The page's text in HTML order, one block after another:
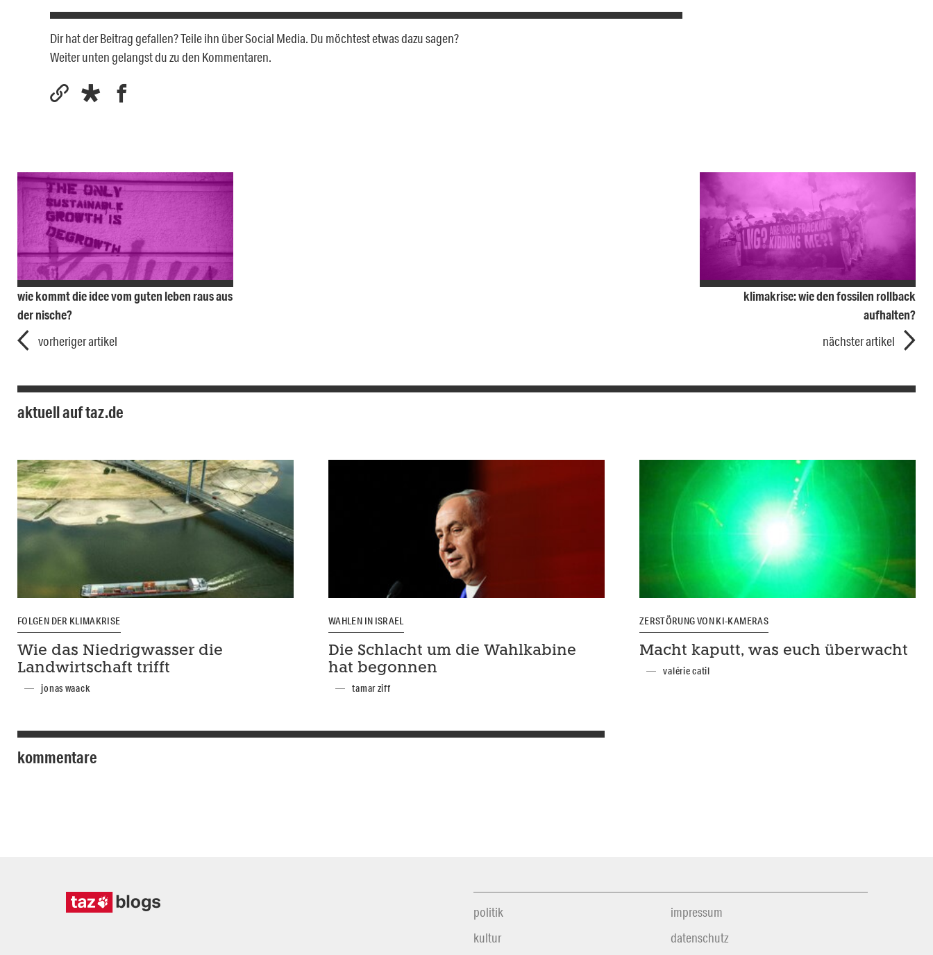
Dir hat der Beitrag gefallen? Teile ihn über Social Media. Du möchtest etwas dazu sagen?
Weiter unten gelangst du zu den Kommentaren.
wie kommt die idee vom guten leben raus aus
der nische?
vorheriger artikel
klimakrise: wie den fossilen rollback
aufhalten?
nächster artikel
aktuell auf taz.de
FOLGEN DER KLIMAKRISE
Wie das Niedrigwasser die
Landwirtschaft trifft
jonas waack
WAHLEN IN ISRAEL
Die Schlacht um die Wahlkabine
hat begonnen
tamar ziff
ZERSTÖRUNG VON KI-KAMERAS
Macht kaputt, was euch überwacht
valérie catil
kommentare
politik
kultur
impressum
datenschutz